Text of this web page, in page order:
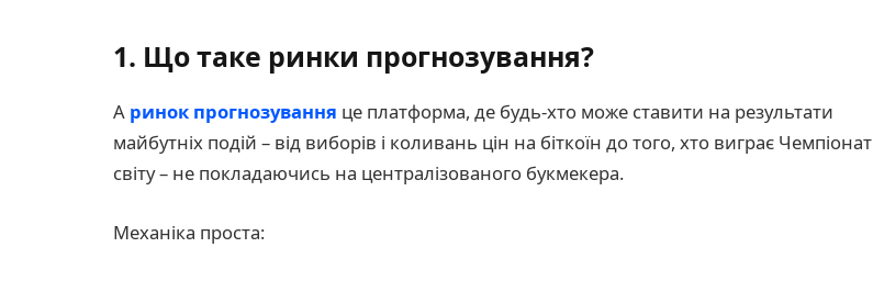
1. Що таке ринки прогнозування?
A ринок прогнозування це платформа, де будь-хто може ставити на результати
майбутніх подій – від виборів і коливань цін на біткоїн до того, хто виграє Чемпіонат
світу – не покладаючись на централізованого букмекера.
Механіка проста: